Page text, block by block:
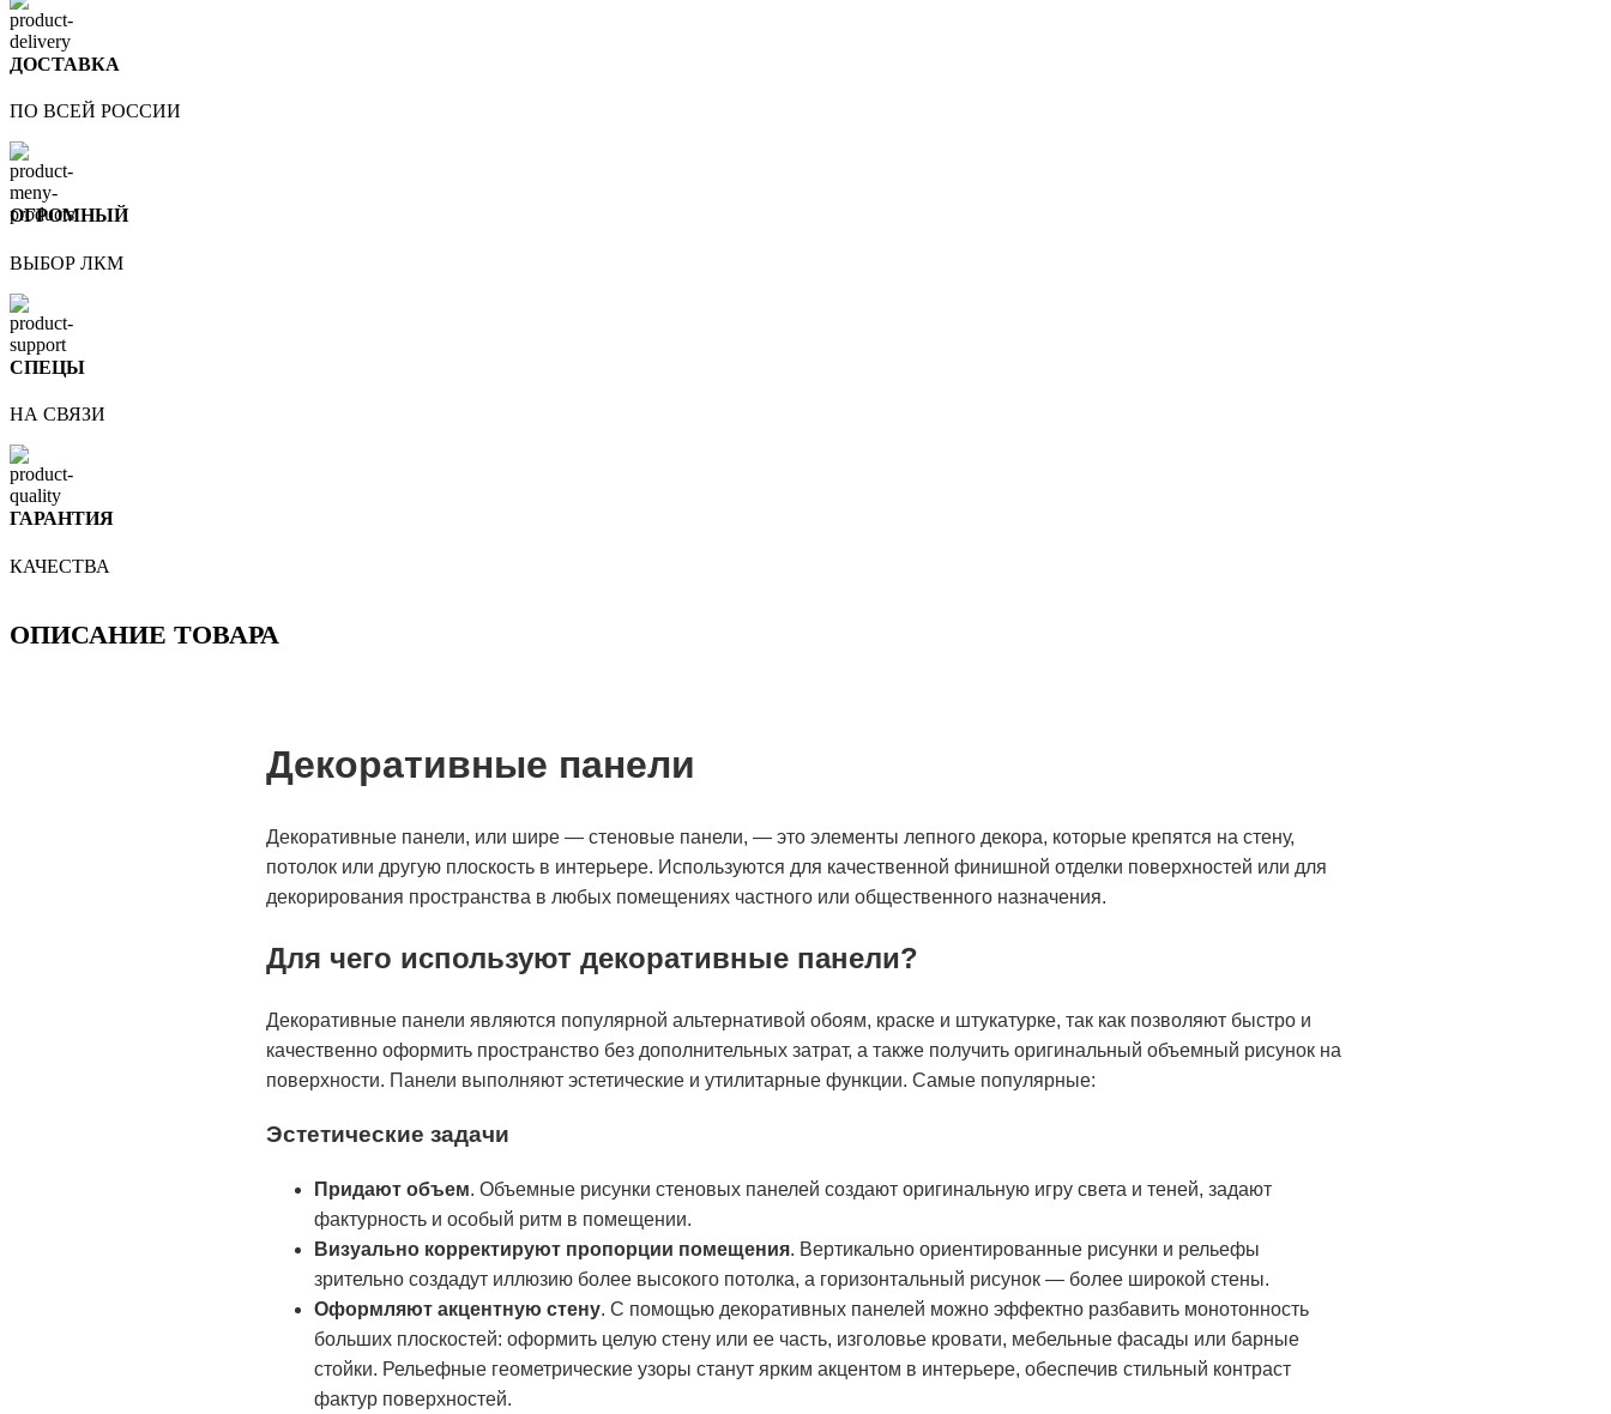
ДОСТАВКА
ПО ВСЕЙ РОССИИ
ОГРОМНЫЙ
ВЫБОР ЛКМ
СПЕЦЫ
НА СВЯЗИ
ГАРАНТИЯ
КАЧЕСТВА
ОПИСАНИЕ ТОВАРА
Декоративные панели
Декоративные панели, или шире — стеновые панели, — это элементы лепного декора, которые крепятся на стену,
потолок или другую плоскость в интерьере. Используются для качественной финишной отделки поверхностей или для
декорирования пространства в любых помещениях частного или общественного назначения.
Для чего используют декоративные панели?
Декоративные панели являются популярной альтернативой обоям, краске и штукатурке, так как позволяют быстро и
качественно оформить пространство без дополнительных затрат, а также получить оригинальный объемный рисунок на
поверхности. Панели выполняют эстетические и утилитарные функции. Самые популярные:
Эстетические задачи
Придают объем. Объемные рисунки стеновых панелей создают оригинальную игру света и теней, задают
фактурность и особый ритм в помещении.
Визуально корректируют пропорции помещения. Вертикально ориентированные рисунки и рельефы
зрительно создадут иллюзию более высокого потолка, а горизонтальный рисунок — более широкой стены.
Оформляют акцентную стену. С помощью декоративных панелей можно эффектно разбавить монотонность
больших плоскостей: оформить целую стену или ее часть, изголовье кровати, мебельные фасады или барные
стойки. Рельефные геометрические узоры станут ярким акцентом в интерьере, обеспечив стильный контраст
фактур поверхностей.